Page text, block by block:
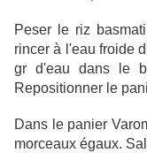
Peser le riz
rincer à l'eau froide
gr d'eau dans le
Repositionner le
Dans le panier
morceaux égaux.